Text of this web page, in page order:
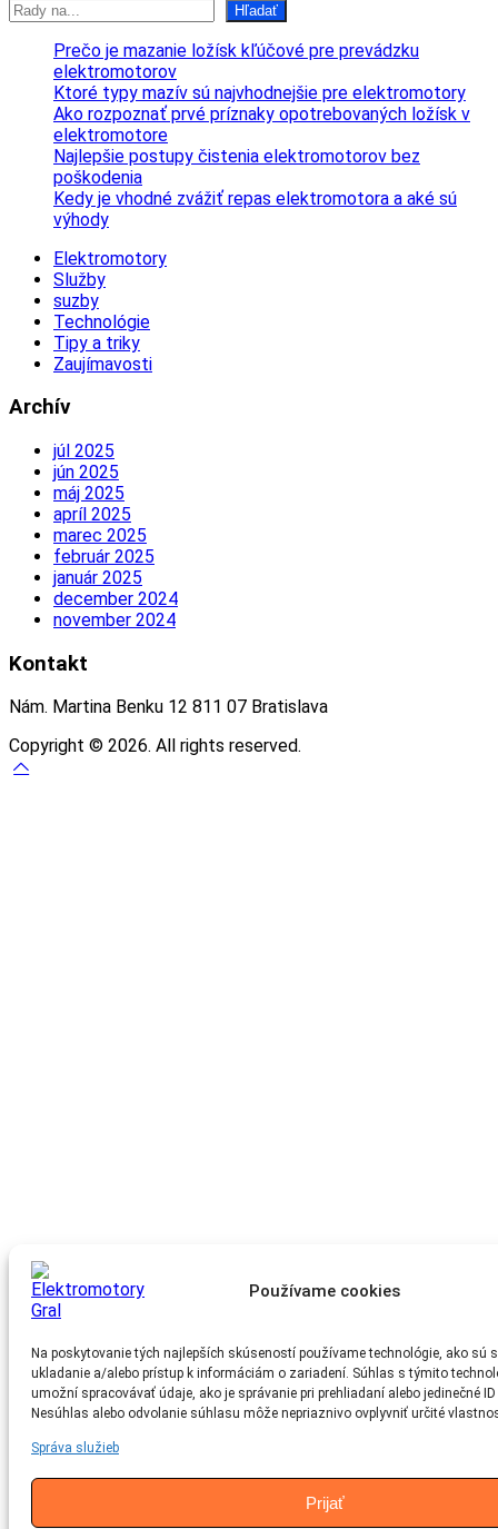
Používame cookies
Na poskytovanie tých najlepších skúseností používame technológie, ako sú
ukladanie a/alebo prístup k informáciám o zariadení. Súhlas s týmito
umožní spracovávať údaje, ako je správanie pri prehliadaní alebo jedinečné
Nesúhlas alebo odvolanie súhlasu môže nepriaznivo ovplyvniť určité
Správa služieb
Prijať
Hľadať
Prečo je mazanie ložísk kľúčové pre prevádzku
elektromotorov
Ktoré typy mazív sú najvhodnejšie pre elektromotory
Ako rozpoznať prvé príznaky opotrebovaných ložísk v
elektromotore
Najlepšie postupy čistenia elektromotorov bez
poškodenia
Kedy je vhodné zvážiť repas elektromotora a aké sú
výhody
Elektromotory
Služby
suzby
Technológie
Tipy a triky
Zaujímavosti
Archív
júl 2025
jún 2025
máj 2025
apríl 2025
marec 2025
február 2025
január 2025
december 2024
november 2024
Kontakt
Nám. Martina Benku 12 811 07 Bratislava
Copyright © 2026. All rights reserved.